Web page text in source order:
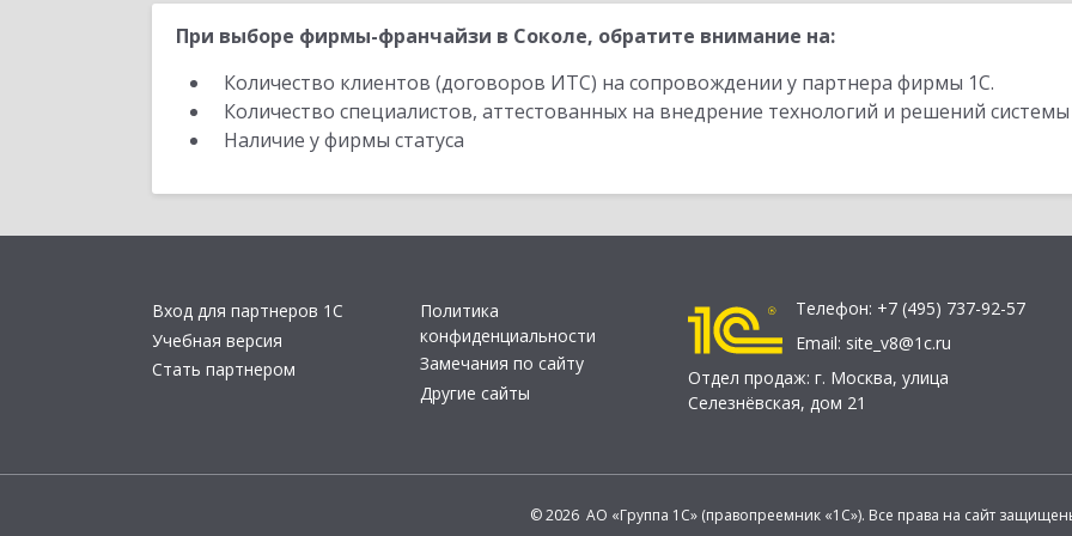
При выборе фирмы-франчайзи в Соколе, обратите внимание на:
Количество клиентов (договоров ИТС) на сопровождении у партнера фирмы 1С.
Количество специалистов, аттестованных на внедрение технологий и решений
Наличие у фирмы статуса
Вход для партнеров 1С
Учебная версия
Стать партнером
Политика
конфиденциальности
Замечания по сайту
Другие сайты
Телефон: +7 (495) 737-92-57
Email: site_v8@1c.ru
Отдел продаж: г. Москва, улица
Селезнёвская, дом 21
© 2026 АО «Группа 1С» (правопреемник «1С»). Все права на сайт